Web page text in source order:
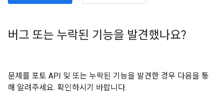
버그 또는 누락된 기능을 발견했나요?
문제를 포토 API 및 또는 누락된 기능을 발견한 경우 다음을 통
해 알려주세요. 확인하시기 바랍니다.